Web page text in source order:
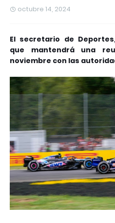
octubre 14, 2024
El secretario de
que mantendrá una
noviembre con las